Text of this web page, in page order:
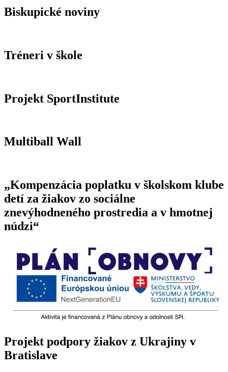
Biskupické noviny
Tréneri v škole
Projekt SportInstitute
Multiball Wall
„Kompenzácia poplatku v školskom klube
detí za žiakov zo sociálne
znevýhodneného prostredia a v hmotnej
núdzi“
Projekt podpory žiakov z Ukrajiny v
Bratislave